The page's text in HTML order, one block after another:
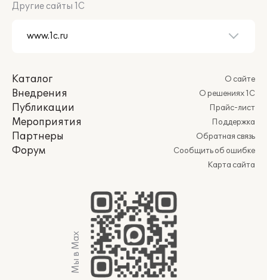
Другие сайты 1С
Каталог
Внедрения
Публикации
Мероприятия
Партнеры
Форум
О сайте
О решениях 1С
Прайс-лист
Поддержка
Обратная связь
Сообщить об ошибке
Карта сайта
Мы в Max